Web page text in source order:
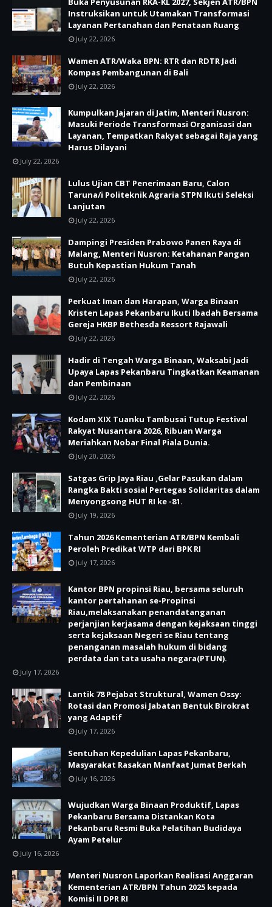
Instruksikan untuk Utamakan Transformasi
Layanan Pertanahan dan Penataan Ruang
July 22, 2026
Wamen ATR/Waka BPN: RTR dan RDTR Jadi
Kompas Pembangunan di Bali
July 22, 2026
Kumpulkan Jajaran di Jatim, Menteri Nusron:
Masuki Periode Transformasi Organisasi dan
Layanan, Tempatkan Rakyat sebagai Raja yang
Harus Dilayani
July 22, 2026
Lulus Ujian CBT Penerimaan Baru, Calon
Taruna/i Politeknik Agraria STPN Ikuti Seleksi
Lanjutan
July 22, 2026
Dampingi Presiden Prabowo Panen Raya di
Malang, Menteri Nusron: Ketahanan Pangan
Butuh Kepastian Hukum Tanah
July 22, 2026
Perkuat Iman dan Harapan, Warga Binaan
Kristen Lapas Pekanbaru Ikuti Ibadah Bersama
Gereja HKBP Bethesda Ressort Rajawali
July 22, 2026
Hadir di Tengah Warga Binaan, Waksabi Jadi
Upaya Lapas Pekanbaru Tingkatkan Keamanan
dan Pembinaan
July 22, 2026
Kodam XIX Tuanku Tambusai Tutup Festival
Rakyat Nusantara 2026, Ribuan Warga
Meriahkan Nobar Final Piala Dunia.
July 20, 2026
Satgas Grip Jaya Riau ,Gelar Pasukan dalam
Rangka Bakti sosial Pertegas Solidaritas dalam
Menyongsong HUT RI ke -81.
July 19, 2026
Tahun 2026 Kementerian ATR/BPN Kembali
Peroleh Predikat WTP dari BPK RI
July 17, 2026
Kantor BPN propinsi Riau, bersama seluruh
kantor pertahanan se-Propinsi
Riau,melaksanakan penandatanganan
perjanjian kerjasama dengan kejaksaan tinggi
serta kejaksaan Negeri se Riau tentang
penanganan masalah hukum di bidang
perdata dan tata usaha negara(PTUN).
July 17, 2026
Lantik 78 Pejabat Struktural, Wamen Ossy:
Rotasi dan Promosi Jabatan Bentuk Birokrat
yang Adaptif
July 17, 2026
Sentuhan Kepedulian Lapas Pekanbaru,
Masyarakat Rasakan Manfaat Jumat Berkah
July 16, 2026
Wujudkan Warga Binaan Produktif, Lapas
Pekanbaru Bersama Distankan Kota
Pekanbaru Resmi Buka Pelatihan Budidaya
Ayam Petelur
July 16, 2026
Menteri Nusron Laporkan Realisasi Anggaran
Kementerian ATR/BPN Tahun 2025 kepada
Komisi II DPR RI